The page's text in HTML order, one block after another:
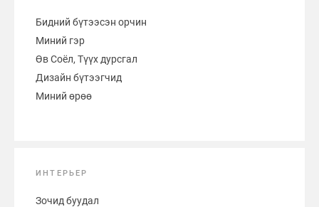
Бидний бүтээсэн орчин
Миний гэр
Өв Соёл, Түүх дурсгал
Дизайн бүтээгчид
Миний өрөө
ИНТЕРЬЕР
Зочид буудал